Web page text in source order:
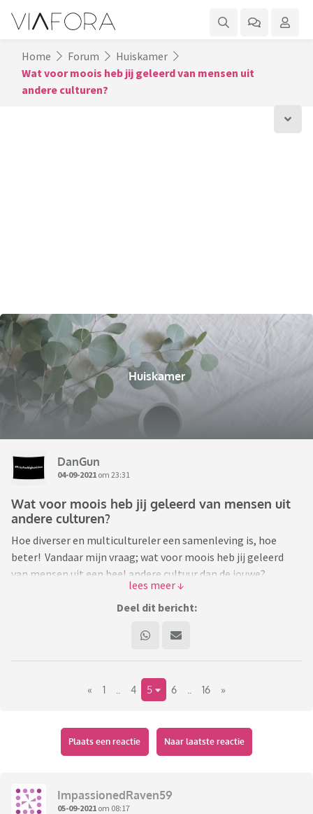
Home Forum
Huiskamer
Wat voor moois heb jij geleerd van mensen uit
andere culturen?
Huiskamer
DanGun
04-09-2021 om 23:31
Wat voor moois heb jij geleerd van mensen uit
andere culturen?
Hoe diverser en multicultureler een samenleving is, hoe
beter! Vandaar mijn vraag; wat voor moois heb jij geleerd
van mensen uit een heel andere cultuur dan de jouwe?
En dan heb ik het niet over het roti recept van je Surinaamse
schoonmoeder ofzo 😉
klasgenootje, je Surinaamse schoonmoeder wat je echt als
heel waardevol beschouwt?
(Dit is duidelijk géén discussie-topic. Het is ook niet bedoelt
dat je niks moois leert van andere culturen. Het staat je vrij
om daar zelf een topic over te openen.)
Deel dit bericht:
« 1 4 5 6 16 »
Plaats een reactie Naar laatste reactie
ImpassionedRaven59
05-09-2021 om 08:17